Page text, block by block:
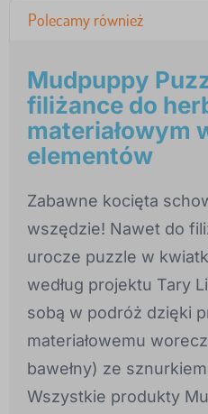
Polecamy również
Mudpuppy
filiżance do
materiałowym
elementów
Zabawne kocięta
wszędzie! Nawet do
urocze puzzle w
według projektu Tary
sobą w podróż dzięki
materiałowemu
bawełny) ze
Wszystkie produkty